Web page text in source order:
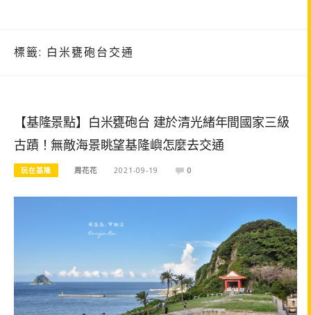
標籤: 白米甕砲台交通
【基隆景點】白米甕砲台 建於清光緒年間國家三級
古蹟！無敵海景眺望基隆嶼怎麼去交通
玩在基隆 周花花 2021-09-19 0